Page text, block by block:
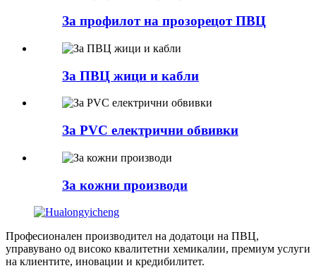
За профилот на прозорецот ПВЦ
За ПВЦ жици и кабли
За PVC електрични обвивки
За кожни производи
Професионален производител на додатоци на ПВЦ,
управувано од високо квалитетни хемикалии, премиум услуги
на клиентите, иновации и кредибилитет.